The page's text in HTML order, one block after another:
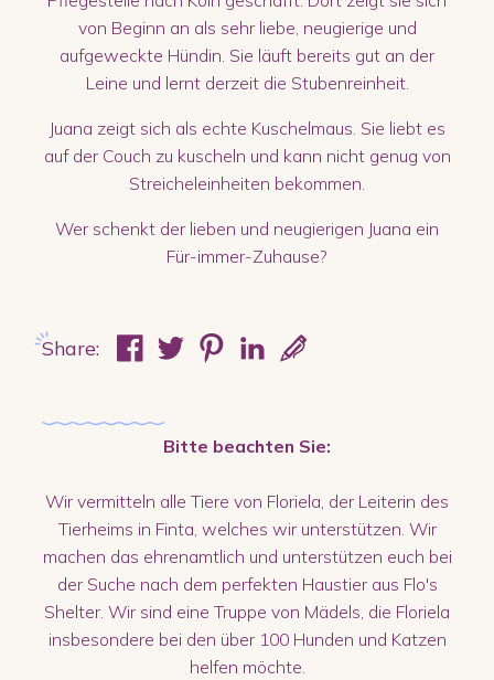
von Beginn an als sehr liebe, neugierige und
aufgeweckte Hündin. Sie läuft bereits gut an der
Leine und lernt derzeit die Stubenreinheit.
Juana zeigt sich als echte Kuschelmaus. Sie liebt es
auf der Couch zu kuscheln und kann nicht genug von
Streicheleinheiten bekommen.
Wer schenkt der lieben und neugierigen Juana ein
Für-immer-Zuhause?
Share:
Bitte beachten Sie:
Wir vermitteln alle Tiere von Floriela, der Leiterin des
Tierheims in Finta, welches wir unterstützen. Wir
machen das ehrenamtlich und unterstützen euch bei
der Suche nach dem perfekten Haustier aus Flo's
Shelter. Wir sind eine Truppe von Mädels, die Floriela
insbesondere bei den über 100 Hunden und Katzen
helfen möchte.